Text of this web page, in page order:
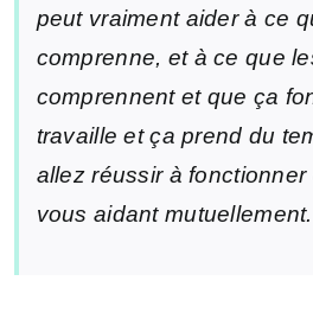
peut vraiment aider à ce
comprenne, et à ce que
comprennent et que ça
travaille et ça prend du
allez réussir à fonctionner
vous aidant mutuellement.